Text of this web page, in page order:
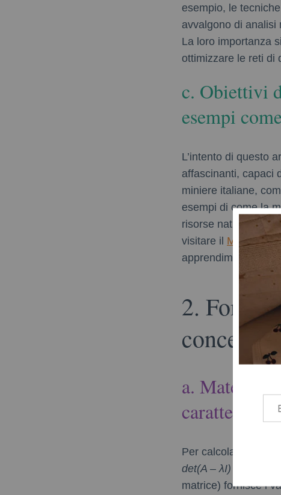
esempio, le
avvalgono di analisi
La loro importanza
ottimizzare le reti di
c. Obiettivi
esempi
L’intento di questo
affascinanti, capaci
miniere italiane,
esempi di come la
risorse naturali. Per
visitare il Mines
apprendimento e
2.
concetto
a.
caratteristici
Per calcolare gli
det(A – λI) = 0
.
matrice) fornisce i